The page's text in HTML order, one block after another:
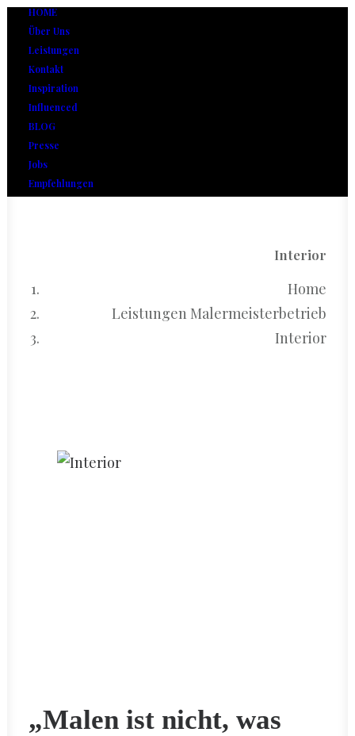
HOME
Über Uns
Leistungen
Kontakt
Inspiration
Influenced
BLOG
Presse
Jobs
Empfehlungen
Interior
Home
Leistungen Malermeisterbetrieb
Interior
„Malen ist nicht, was